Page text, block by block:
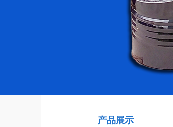
产品展示